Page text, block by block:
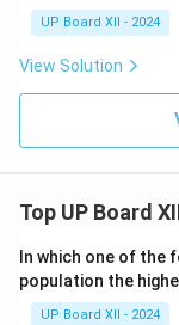
UP Board XII - 2024
View Solution
Top UP Board
In which one of
population the
UP Board XII - 2024